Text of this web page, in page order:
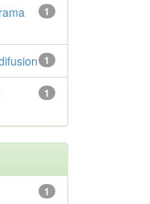
1
1
1
1